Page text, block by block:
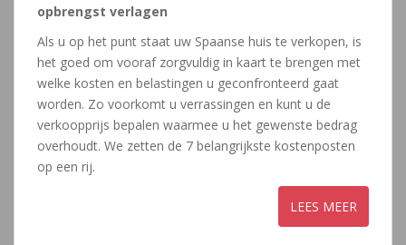
opbrengst verlagen
Als u op het punt staat uw Spaanse huis te verkopen, is
het goed om vooraf zorgvuldig in kaart te brengen met
welke kosten en belastingen u geconfronteerd gaat
worden. Zo voorkomt u verrassingen en kunt u de
verkoopprijs bepalen waarmee u het gewenste bedrag
overhoudt. We zetten de 7 belangrijkste kostenposten
op een rij.